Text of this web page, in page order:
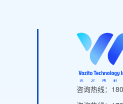
咨询热线：